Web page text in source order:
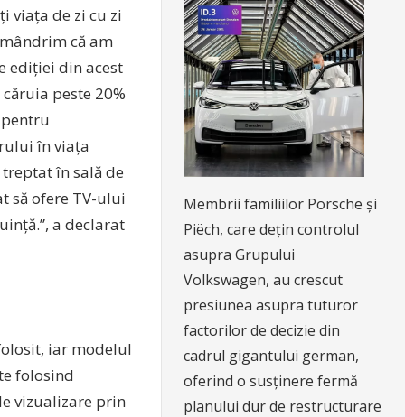
viața de zi cu zi
că am
ediției din acest
peste 20%
în viața
în sală de
să ofere TV-ului
a declarat
iar modelul
folosind
vizualizare prin
Membrii familiilor Porsche și
Piëch, care dețin controlul
asupra Grupului
Volkswagen, au crescut
presiunea asupra tuturor
factorilor de decizie din
cadrul gigantului german,
oferind o susținere fermă
planului dur de restructurare